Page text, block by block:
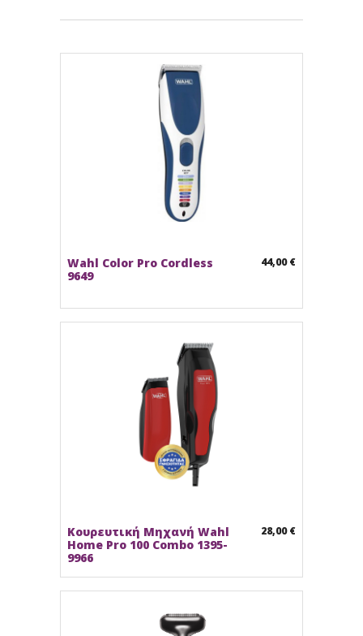
Wahl Color Pro Cordless
9649
44,00 €
Κουρευτική Μηχανή Wahl
Home Pro 100 Combo 1395-
9966
28,00 €